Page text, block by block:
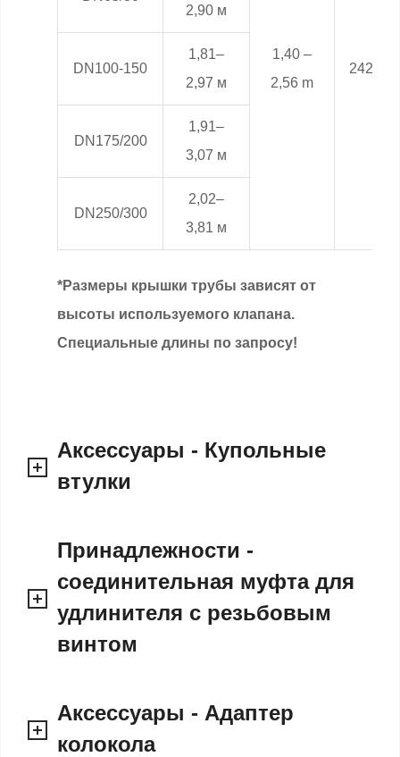
1,40 –
2,56 m
2,90 м
DN100-150
1,81–
2,97 м
DN175/200
1,91–
3,07 м
DN250/300
2,02–
3,81 м
*Размеры крышки трубы зависят от
высоты используемого клапана.
Специальные длины по запросу!
Аксессуары - Купольные
втулки
Принадлежности -
соединительная муфта для
удлинителя с резьбовым
винтом
Аксессуары - Адаптер
колокола